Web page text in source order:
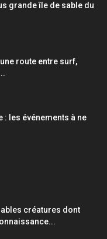
grande île de sable du
route entre surf,
: les événements à ne
créatures dont